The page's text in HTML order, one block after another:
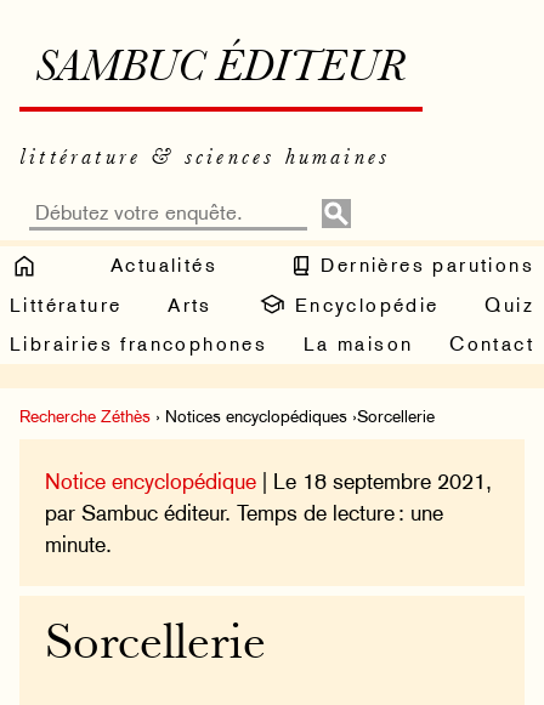
SAMBUC ÉDITEUR
littérature & sciences humaines
Actualités
Dernières parutions
Littérature
Arts Encyclopédie
Quiz
Librairies francophones
La maison Contact
Recherche Zéthès › Notices encyclopédiques ›Sorcellerie
Notice encyclopédique | Le 18 septembre 2021,
par Sambuc éditeur. Temps de lecture : une
minute.
Sorcellerie